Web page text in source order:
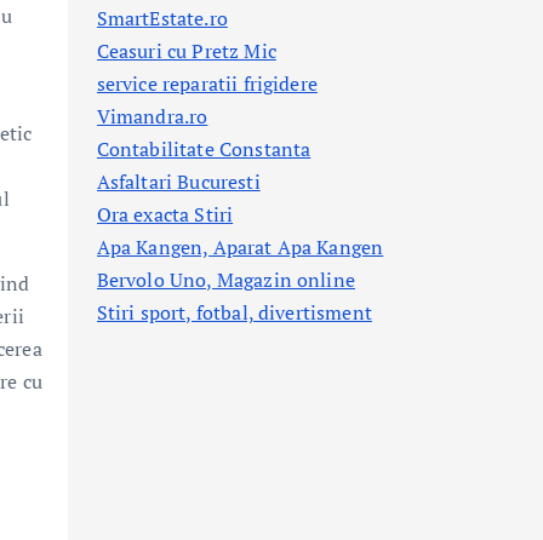
cu
SmartEstate.ro
Ceasuri cu Pretz Mic
service reparatii frigidere
Vimandra.ro
Contabilitate Constanta
Asfaltari Bucuresti
Ora exacta Stiri
Apa Kangen, Aparat Apa Kangen
Bervolo Uno, Magazin online
Stiri sport, fotbal,divertisment